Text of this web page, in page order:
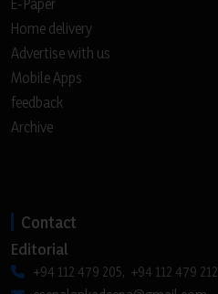
Home delivery
Advertise with us
Mobile Apps
feedback
Archive
Contact
Editorial
+94 112 479 205, +94 112 479 212